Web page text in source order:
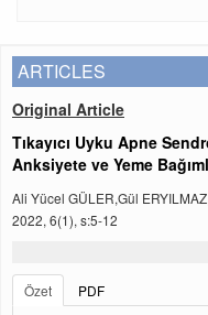
ARTICLES
Original Article
Tıkayıcı Uyku Apne
Anksiyete ve Yeme
Ali Yücel GÜLER,Gül
2022, 6(1), s:5-12
Özet
PDF